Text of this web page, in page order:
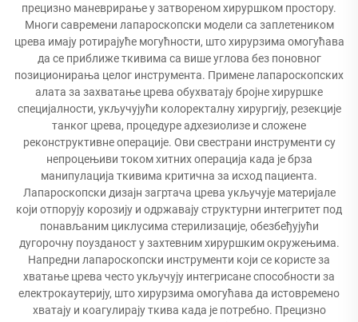
прецизно маневрирање у затвореном хируршком простору.
Многи савремени лапароскопски модели са заплетеником
црева имају ротирајуће могућности, што хирурзима омогућава
да се приближе ткивима са више углова без поновног
позиционирања целог инструмента. Примене лапароскопских
алата за захватање црева обухватају бројне хируршке
специјалности, укључујући колоректалну хирургију, резекције
танког црева, процедуре адхезиолизе и сложене
реконструктивне операције. Ови свестрани инструменти су
непроцењиви током хитних операција када је брза
манипулација ткивима критична за исход пациента.
Лапароскопски дизајн загртача црева укључује материјале
који отпорују корозију и одржавају структурни интегритет под
понављаним циклусима стерилизације, обезбеђујући
дугорочну поузданост у захтевним хируршким окружењима.
Напредни лапароскопски инструменти који се користе за
хватање црева често укључују интегрисане способности за
електрокаутерију, што хирурзима омогућава да истовремено
хватају и коагулирају ткива када је потребно. Прецизно